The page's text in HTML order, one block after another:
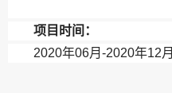
项目时间：
2020年06月-2020年12月